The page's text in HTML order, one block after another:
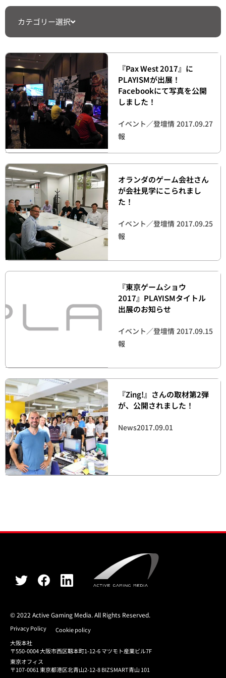
カテゴリー選択
『Pax West 2017』に
PLAYISMが出展！
Facebookにて写真を公開
しました！
イベント／登壇情
報
2017.09.27
オランダのゲーム会社さん
が会社見学にこられまし
た！
イベント／登壇情
報
2017.09.25
『東京ゲームショウ
2017』PLAYISMタイトル
出展のお知らせ
イベント／登壇情
報
2017.09.15
『Zing!』さんの取材第2弾
が、公開されました！
News2017.09.01
© 2022 Active Gaming Media. All Rights Reserved.
Privacy Policy
Cookie policy
大阪本社
〒550-0004 大阪市西区靱本町1-12-6 マツモト産業ビル7F
東京オフィス
〒107-0061 東京都港区北青山2-12-8 BIZSMART青山 101